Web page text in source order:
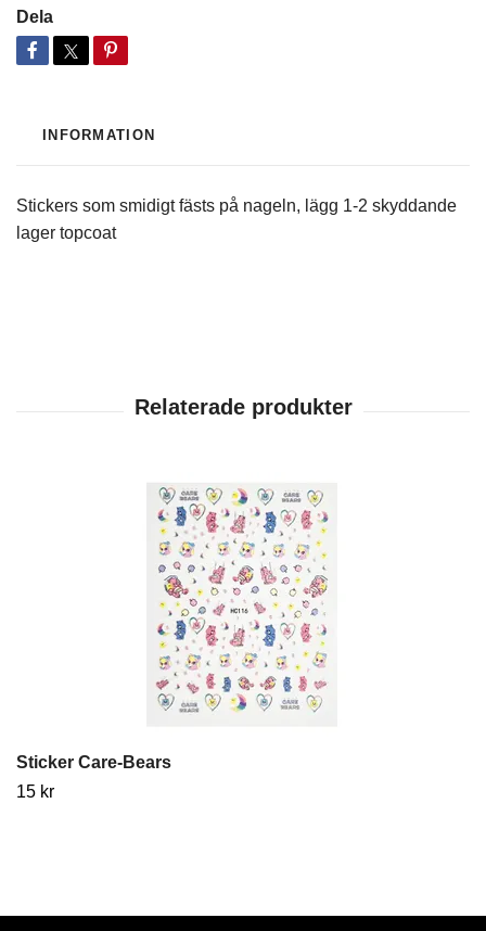
Dela
INFORMATION
Stickers som smidigt fästs på nageln, lägg 1-2 skyddande
lager topcoat
Sticker Care-Bears
15 kr